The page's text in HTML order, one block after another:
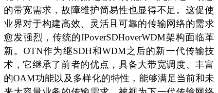
的带宽需求，故障维护简易性也显得不足。这促使
业界对于构建高效、灵活且可靠的传输网络的需求
愈发强烈，传统的IPoverSDHoverWDM架构面临革
新。OTN作为继SDH和WDM之后的新一代传输技
术，它继承了前者的优点，具备大带宽调度、丰富
的OAM功能以及多样化的特性，能够满足当前和未